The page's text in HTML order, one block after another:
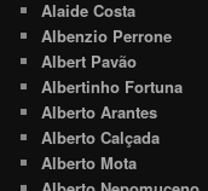
Alaide Costa
Albenzio Perrone
Albert Pavão
Albertinho Fortuna
Alberto Arantes
Alberto Calçada
Alberto Mota